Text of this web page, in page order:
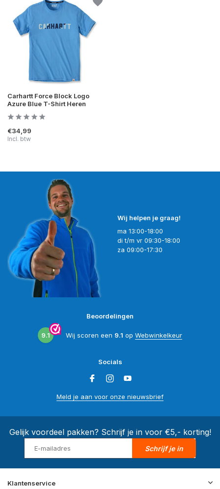
Carhartt Force Block Logo
Azure Blue T-Shirt Heren
€34,99
Incl. btw
Wij helpen je graag!
ma 13:00-18:00
di t/m vr 09:30-18:00
za 09:00-17:30
Beoordelingen
9.1 Wij scoren een 9.1 op Webwinkelkeur
Socials
Meld je aan voor onze nieuwsbrief
Gelijk voordeel pakken? Schrijf je in voor €5,- korting!
Schrijf je in
Klantenservice